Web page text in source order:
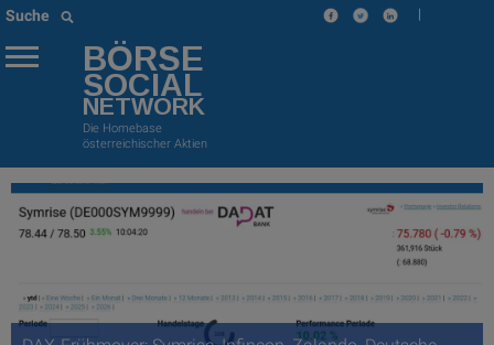
Suche |
BÖRSE
SOCIAL
NETWORK
Die Homebase
österreichischer Aktien